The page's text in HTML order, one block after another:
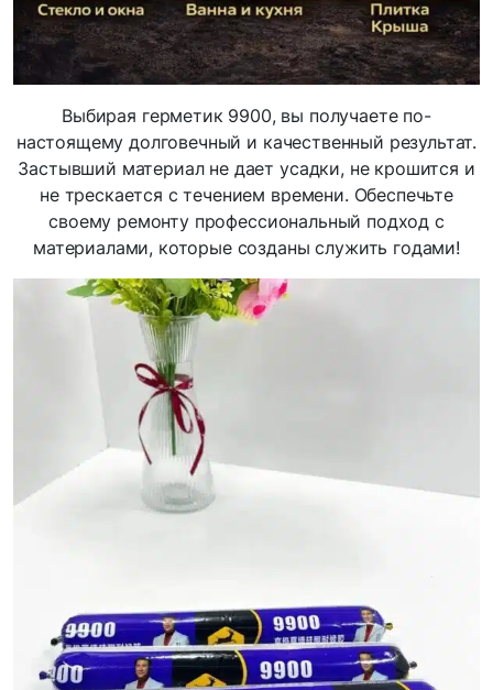
Выбирая герметик 9900, вы получаете по-
настоящему долговечный и качественный результат.
Застывший материал не дает усадки, не крошится и
не трескается с течением времени. Обеспечьте
своему ремонту профессиональный подход с
материалами, которые созданы служить годами!